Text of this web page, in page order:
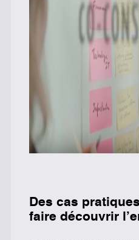
Des cas
faire découvrir